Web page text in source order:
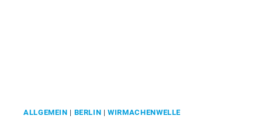
ALLGEMEIN | BERLIN |WIRMACHENWELLE